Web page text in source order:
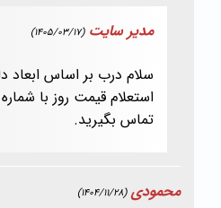
مدیر سایت (1405/03/17)
سلام درب بر اساس ابعاد
استعلام قیمت روز با
تماس بگیرید.
محمودی (1404/11/28)